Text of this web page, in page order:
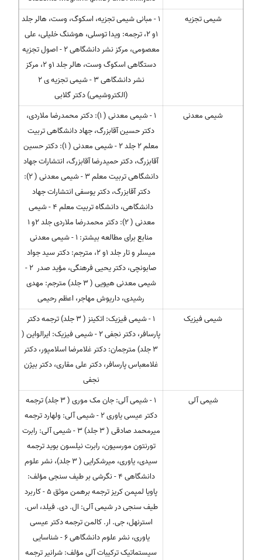
شیمی تجزیه
1 - مبانی شیمی تجزیه، اسکوگ، وست، هالر جلد
1و 2، ترجمه: ویدا توسلی، هوشنگ خلیلی، علی
معصومی، مرکز نشر دانشگاهی 2 - اصول تجزیه
دستگاهی اسکوگ وست، هالر جلد 1و 2، مرکز
نشر دانشگاهی 3 - شیمی تجزیه ی 2
(الکتروشیمی) دکتر گلابی
شیمی معدنی
1 - شیمی معدنی ( 1): دکتر محمدرضا ملاردی،
دکتر حسین آقابزرگ، جهاد دانشگاهی تربیت
معلم 2 جلد 2 - شیمی معدنی ( 1): دکتر حسین
آقابزرگ، دکتر حمیدرضا آقابزرگ، انتشارات جهاد
دانشگاهی تربیت معلم 3 - شیمی معدنی ( 2):
دکتر آقابزرگ، دکتر یوسفی انتشارات جهاد
دانشگاهی، دانشگاه تربیت معلم 4 - شیمی
معدنی ( 2): دکتر محمدرضا ملاردی جلد 2و 1
منابع برای مطالعه بیشتر: 1 - شیمی معدنی
میسلر و تار جلد 1و 2، مترجم: دکتر سید جواد
صابونچی، دکتر یحیی فرهنگی، مؤید صدر 2 -
شیمی معدنی هیویی ( 3 جلد) مترجم: مهدی
رشیدی، داریوش مهاجر، اعظم رحیمی
شیمی فیزیک
1 - شیمی فیزیک: اتکینز ( 3 جلد) ترجمه دکتر
پارسافر، دکتر نجفی 2 - شیمی فیزیک: ایرالواین (
3 جلد) مترجمان: دکتر غلامرضا اسلامپور، دکتر
غلامعباس پارسافر، دکتر علی مقاری، دکتر بیژن
نجفی
شیمی آلی
1 - شیمی آلی: جان مک موری ( 3 جلد) ترجمه
دکتر عیسی یاوری 2 - شیمی آلی: ولهارد ترجمه
میرمحمد صادقی ( 3 جلد) 3 - شیمی آلی: رابرت
تورنتون مورسیون، رابرت نیلسون بوید ترجمه
سیدی، یاوری، میرشکرایی ( 3 جلد)، نشر علوم
دانشگاهی 4 - نگرشی بر طیف سنجی مؤلف:
پاویا لمپمن کریز ترجمه برهمن موثق 5 - کاربرد
طیف سنجی در شیمی آلی: ال. دی. فیلد، اس.
استرنهل، جی. ار. کالمن ترجمه دکتر عیسی
یاوری، نشر علوم دانشگاهی 6 - شناسایی
سیستماتیک ترکیبات آلی مؤلف: شرانیر ترجمه